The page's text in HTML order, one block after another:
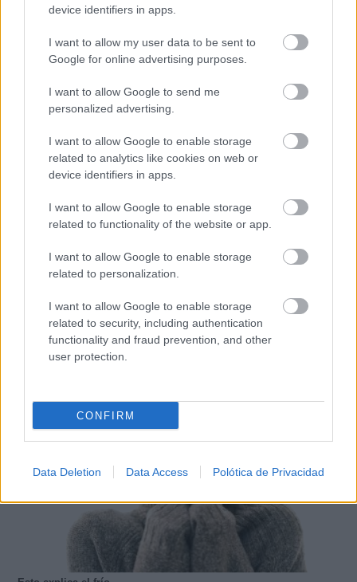
device identifiers in apps.
I want to allow my user data to be sent to
Google for online advertising purposes.
I want to allow Google to send me
personalized advertising.
I want to allow Google to enable storage
related to analytics like cookies on web or
device identifiers in apps.
I want to allow Google to enable storage
related to functionality of the website or app.
I want to allow Google to enable storage
related to personalization.
I want to allow Google to enable storage
related to security, including authentication
functionality and fraud prevention, and other
user protection.
CONFIRM
Data Deletion Data Access Polótica de Privacidad
Corepunk MMORPG
Un verdadero MMORPG de la vieja escuela ¡Cómo los
de antes, pero mejor!
Señales de agotamiento
¿Te sientes cansado sin razón? Estas señales lo
explican